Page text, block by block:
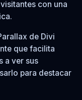
con una
de Divi
que facilita
a ver sus
para destacar